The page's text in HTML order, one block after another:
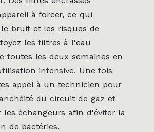
à forcer, ce qui
bruit et les risques de
les filtres à l'eau
toutes les deux semaines en
intensive. Une fois
appel à un technicien pour
du circuit de gaz et
les échangeurs afin d'éviter la
de bactéries.